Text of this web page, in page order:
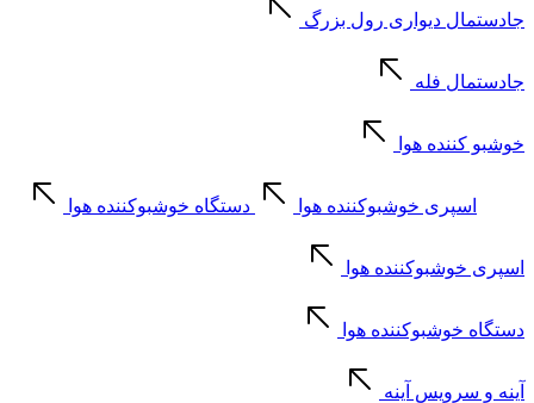
جادستمال دیواری رول بزرگ
جادستمال فله
خوشبو کننده هوا
اسپری خوشبوکننده هوا دستگاه خوشبوکننده هوا
اسپری خوشبوکننده هوا
دستگاه خوشبوکننده هوا
آینه و سرویس آینه